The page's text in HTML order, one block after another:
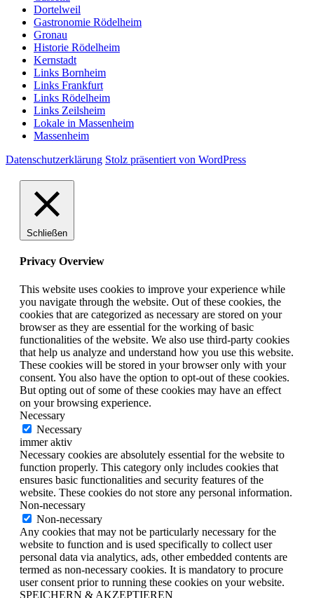
Dortelweil
Gastronomie Rödelheim
Gronau
Historie Rödelheim
Kernstadt
Links Bornheim
Links Frankfurt
Links Rödelheim
Links Zeilsheim
Lokale in Massenheim
Massenheim
Datenschutzerklärung Stolz präsentiert von WordPress
Schließen
Privacy Overview
This website uses cookies to improve your experience while
you navigate through the website. Out of these cookies, the
cookies that are categorized as necessary are stored on your
browser as they are essential for the working of basic
functionalities of the website. We also use third-party cookies
that help us analyze and understand how you use this website.
These cookies will be stored in your browser only with your
consent. You also have the option to opt-out of these cookies.
But opting out of some of these cookies may have an effect
on your browsing experience.
Necessary
Necessary
immer aktiv
Necessary cookies are absolutely essential for the website to
function properly. This category only includes cookies that
ensures basic functionalities and security features of the
website. These cookies do not store any personal information.
Non-necessary
Non-necessary
Any cookies that may not be particularly necessary for the
website to function and is used specifically to collect user
personal data via analytics, ads, other embedded contents are
termed as non-necessary cookies. It is mandatory to procure
user consent prior to running these cookies on your website.
SPEICHERN & AKZEPTIEREN